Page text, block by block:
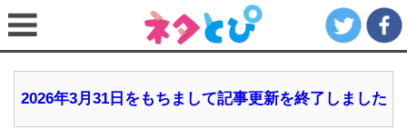
2026年3月31日をもちまして記事更新を終了しました